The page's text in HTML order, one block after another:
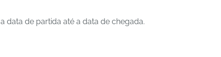
de partida até a data de chegada.